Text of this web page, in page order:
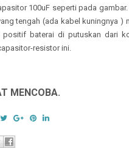
100uF seperti pada
tengah (ada kabel kuningnya )
positif baterai di putuskan dari
resistor ini.
MENCOBA.